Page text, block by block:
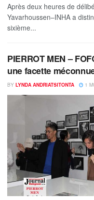
Après deux heures de
Yavarhoussen–INHA a
sixième...
PIERROT MEN –
une facette
BY LYNDA ANDRIATSITONTA 1